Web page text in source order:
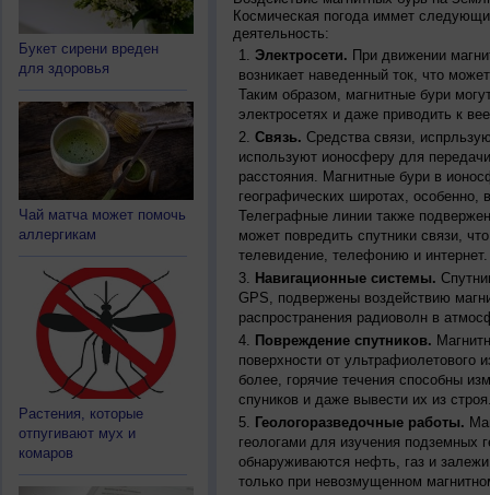
Букет сирени вреден
для здоровья
Чай матча может помочь
аллергикам
Растения, которые
отпугивают мух и
комаров
Космическая погода иммет
деятельность:
Электросети. При движении
возникает наведенный ток, что
Таким образом, магнитные бури
электросетях и даже приводить к
Связь. Средства связи,
используют ионосферу для
расстояния. Магнитные бури в
географических широтах,
Телеграфные линии также
может повредить спутники связи,
телевидение, телефонию и интернет.
Навигационные системы.
GPS, подвержены воздействию
распространения радиоволн в
Повреждение спутников.
поверхности от ультрафиолетового
более, горячие течения способны
спуников и даже вывести их из
Геологоразведочные работы.
геологами для изучения подземных
обнаруживаются нефть, газ и
только при невозмущенном